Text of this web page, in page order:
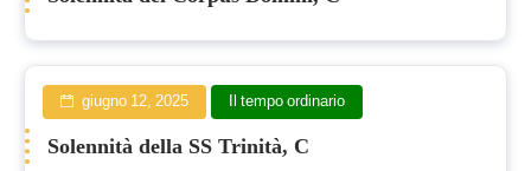
giugno 12, 2025 Il tempo ordinario
Solennità della SS Trinità, C